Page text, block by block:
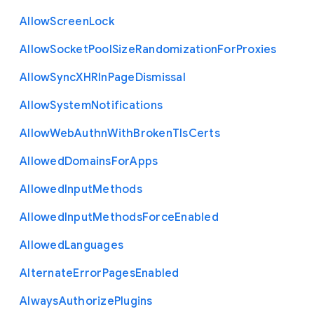
AllowScreenLock
AllowSocketPoolSizeRandomizationForProxies
AllowSyncXHRInPageDismissal
AllowSystemNotifications
AllowWebAuthnWithBrokenTlsCerts
AllowedDomainsForApps
AllowedInputMethods
AllowedInputMethodsForceEnabled
AllowedLanguages
AlternateErrorPagesEnabled
AlwaysAuthorizePlugins